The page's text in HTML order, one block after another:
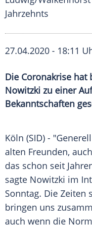
Jahrzehnts
27.04.2020 - 18:11
Die Coronakrise hat
Nowitzki zu einer
Bekanntschaften
Köln (SID) -
alten Freunden,
das schon seit
sagte Nowitzki im
Sonntag. Die Zeiten
bringen uns
auch wenn die